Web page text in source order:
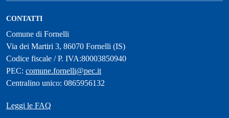
CONTATTI
Comune di Fornelli
Via dei Martiri 3, 86070 Fornelli (IS)
Codice fiscale / P. IVA:80003850940
PEC: comune.fornelli@pec.it
Centralino unico: 0865956132
Leggi le FAQ